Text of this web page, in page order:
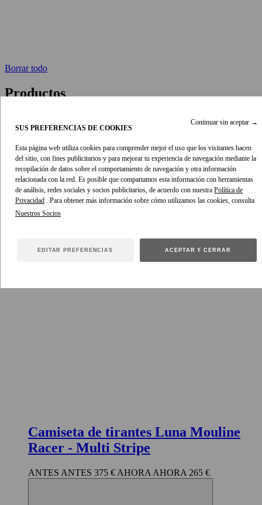
Continuar sin aceptar →
SUS PREFERENCIAS DE COOKIES
Esta página web utiliza cookies para comprender mejor el uso que los visitantes hacen
del sitio, con fines publicitarios y para mejorar tu experiencia de navegación mediante la
recopilación de datos sobre el comportamiento de navegación y otra información
relacionada con la red. Es posible que compartamos esta información con herramientas
de análisis, redes sociales y socios publicitarios, de acuerdo con nuestra Política de
Privacidad . Para obtener más información sobre cómo utilizamos las cookies, consulta
EDITAR PREFERENCIAS ACEPTAR Y CERRAR
Borrar todo
Productos
Camiseta de tirantes Luna Mouline
Racer - Multi Stripe
375 € 265 €